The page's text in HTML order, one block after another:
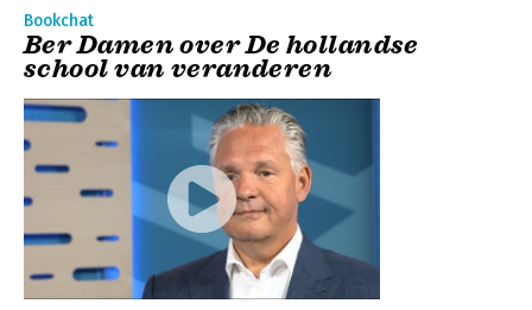
Bookchat
Ber Damen over De hollandse
school van veranderen